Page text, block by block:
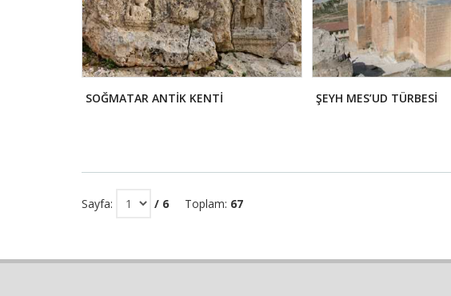
SOĞMATAR ANTİK KENTİ ŞEYH MES’UD TÜRBESİ
Sayfa: / 6 Toplam: 67